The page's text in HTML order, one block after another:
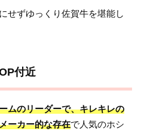
せずゆっくり佐賀牛を堪能し
付近
ムのリーダーで、キレキレの
ーカー的な存在で人気のホシ